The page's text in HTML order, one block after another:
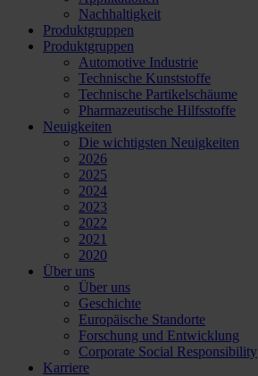
Nachhaltigkeit
Produktgruppen
Produktgruppen
Automotive Industrie
Technische Kunststoffe
Technische Partikelschäume
Pharmazeutische Hilfsstoffe
Neuigkeiten
Die wichtigsten Neuigkeiten
2026
2025
2024
2023
2022
2021
2020
Über uns
Über uns
Geschichte
Europäische Standorte
Forschung und Entwicklung
Corporate Social Responsibility
Karriere